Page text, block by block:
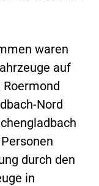
waren
auf
Nord
durch den
in